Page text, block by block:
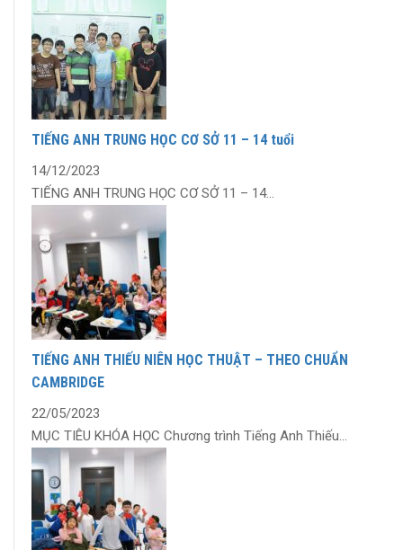
TIẾNG ANH TRUNG HỌC CƠ SỞ 11 – 14 tuổi
14/12/2023
TIẾNG ANH TRUNG HỌC CƠ SỞ 11 – 14...
TIẾNG ANH THIẾU NIÊN HỌC THUẬT – THEO CHUẨN
CAMBRIDGE
22/05/2023
MỤC TIÊU KHÓA HỌC Chương trình Tiếng Anh Thiếu...